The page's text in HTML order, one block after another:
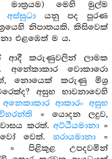
මෙහි මුල්ම
අස්සුධා යනු පද පූරණ
නිපාතයකි. කිසිවෙක්
එළඹෙත් ම ය.
ආදී කරුණුවලින් ලාමක
වොකාරො
නොයෙක් කරුණු මිශ්‍ර
අසුභ භාවනාවෙහි
අනෙකාකාර ආකාරං අසුභ
= යොදන ලදුව,
කරත්.අට්ඨීයමානා =
වෙත්. හරායමානා=
පිළිකුළ උපදවමින්